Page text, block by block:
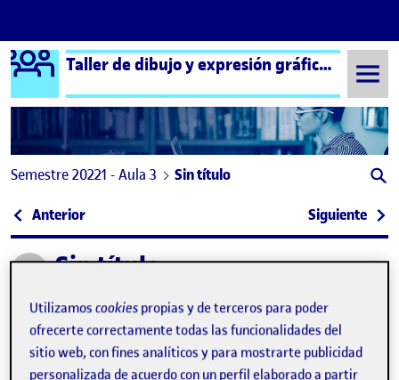
Saltar al contenido
Logo Ágora Taller de dibujo y expresión gráfica aula 3
Semestre 20221 - Aula 3 Sin título
Navegación de entradas
Anterior: Autorretrato surrealista Siguiente: Act
Publicado porSin título
Visibilidad:
Pública -Fecha de publicación
6 Oct 2022-2 comentariosen Sin título
Utilizamoscookies propias y de terceros para poder
ofrecerte correctamente todas las funcionalidades del
sitio web, con fines analíticos y para mostrarte publicidad
personalizada de acuerdo con un perfil elaborado a partir